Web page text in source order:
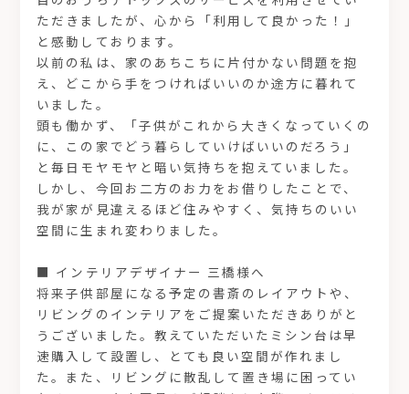
ただきましたが、心から「利用して良かった！」
と感動しております。
以前の私は、家のあちこちに片付かない問題を抱
え、どこから手をつければいいのか途方に暮れて
いました。
頭も働かず、「子供がこれから大きくなっていくの
に、この家でどう暮らしていけばいいのだろう」
と毎日モヤモヤと暗い気持ちを抱えていました。
しかし、今回お二方のお力をお借りしたことで、
我が家が見違えるほど住みやすく、気持ちのいい
空間に生まれ変わりました。
■ インテリアデザイナー 三橋様へ
将来子供部屋になる予定の書斎のレイアウトや、
リビングのインテリアをご提案いただきありがと
うございました。教えていただいたミシン台は早
速購入して設置し、とても良い空間が作れまし
た。また、リビングに散乱して置き場に困ってい